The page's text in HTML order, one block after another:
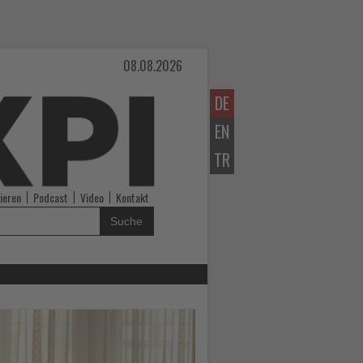
DE
EN
TR
08.08.2026
Podcast Video Kontakt
Suche